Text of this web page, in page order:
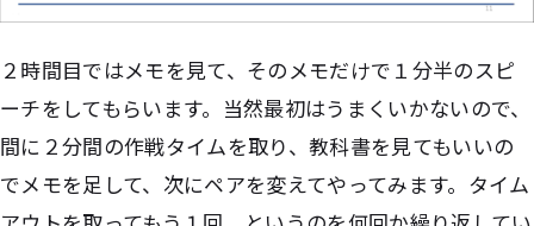
２時間目ではメモを見て、そのメモだけで１分半のスピ
ーチをしてもらいます。当然最初はうまくいかないので、
間に２分間の作戦タイムを取り、教科書を見てもいいの
でメモを足して、次にペアを変えてやってみます。タイム